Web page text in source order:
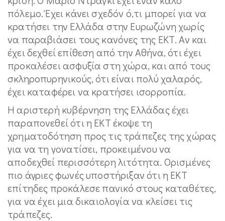
πόλεμο. Έχει κάνει σχεδόν ό,τι μπορεί για να
κρατήσει την Ελλάδα στην Ευρωζώνη χωρίς
να παραβιάσει τους κανόνες της ΕΚΤ. Αν και
έχει δεχθεί επίθεση από την Αθήνα, ότι έχει
προκαλέσει ασφυξία στη χώρα, και από τους
σκληροπυρηνικούς, ότι είναι πολύ χαλαρός,
έχει καταφέρει να κρατήσει ισορροπία.
Η αριστερή κυβέρνηση της Ελλάδας έχει
παραπονεθεί ότι η ΕΚΤ έκοψε τη
χρηματοδότηση προς τις τράπεζες της χώρας
για να τη γονατίσει, προκειμένου να
αποδεχθεί περισσότερη λιτότητα. Ορισμένες
πιο άγριες φωνές υποστήριξαν ότι η ΕΚΤ
επίτηδες προκάλεσε πανικό στους καταθέτες,
για να έχει μια δικαιολογία να κλείσει τις
τράπεζες.